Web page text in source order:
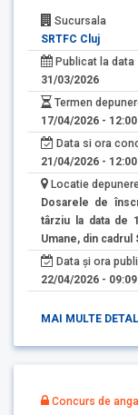
Sucursala
SRTFC Cluj
Publicat la data
31/03/2026
Termen
17/04/2026 - 12:00
Data si ora
21/04/2026 - 12:00
Locatie
Dosarele de
târziu la data de
Umane, din cadrul
Data și ora
22/04/2026 - 09:09
MAI MULTE
Concurs de